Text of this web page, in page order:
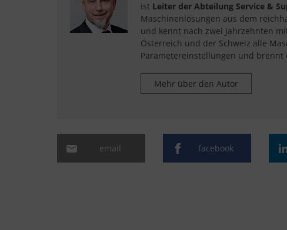
ist Leiter der Abteilung Service &
Maschinenlösungen aus dem
und kennt nach zwei Jahrzehnten
Österreich und der Schweiz alle
Parametereinstellungen und brennt
Mehr über den Autor
email facebook